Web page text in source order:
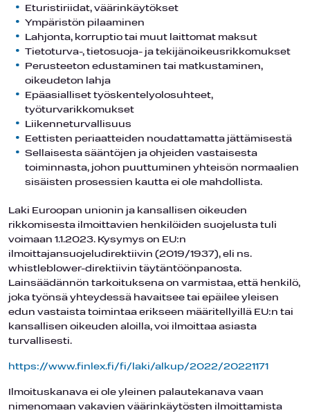
Eturistiriidat, väärinkäytökset
Ympäristön pilaaminen
Lahjonta, korruptio tai muut laittomat maksut
Tietoturva-, tietosuoja- ja tekijänoikeusrikkomukset
Perusteeton edustaminen tai matkustaminen,
oikeudeton lahja
Epäasialliset työskentelyolosuhteet,
työturvarikkomukset
Liikenneturvallisuus
Eettisten periaatteiden noudattamatta jättämisestä
Sellaisesta sääntöjen ja ohjeiden vastaisesta
toiminnasta, johon puuttuminen yhteisön normaalien
sisäisten prosessien kautta ei ole mahdollista.
Laki Euroopan unionin ja kansallisen oikeuden
rikkomisesta ilmoittavien henkilöiden suojelusta tuli
voimaan 1.1.2023. Kysymys on EU:n
ilmoittajansuojeludirektiivin (2019/1937), eli ns.
whistleblower-direktiivin täytäntöönpanosta.
Lainsäädännön tarkoituksena on varmistaa, että henkilö,
joka työnsä yhteydessä havaitsee tai epäilee yleisen
edun vastaista toimintaa erikseen määritellyillä EU:n tai
kansallisen oikeuden aloilla, voi ilmoittaa asiasta
turvallisesti.
https://www.finlex.fi/fi/laki/alkup/2022/20221171
Ilmoituskanava ei ole yleinen palautekanava vaan
nimenomaan vakavien väärinkäytösten ilmoittamista